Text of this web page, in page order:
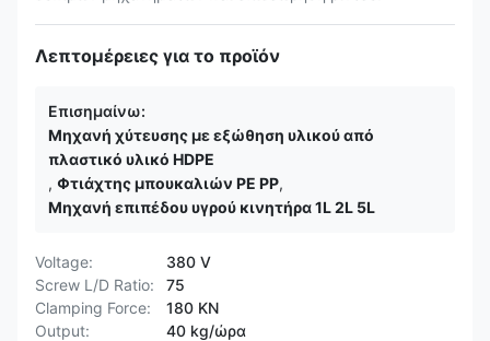
Λεπτομέρειες για το προϊόν
Επισημαίνω:
Μηχανή χύτευσης με εξώθηση υλικού από
πλαστικό υλικό HDPE
, Φτιάχτης μπουκαλιών PE PP,
Μηχανή επιπέδου υγρού κινητήρα 1L 2L 5L
Voltage:
380 V
Screw L/D Ratio:
75
Clamping Force:
180 KN
Output:
40 kg/ώρα